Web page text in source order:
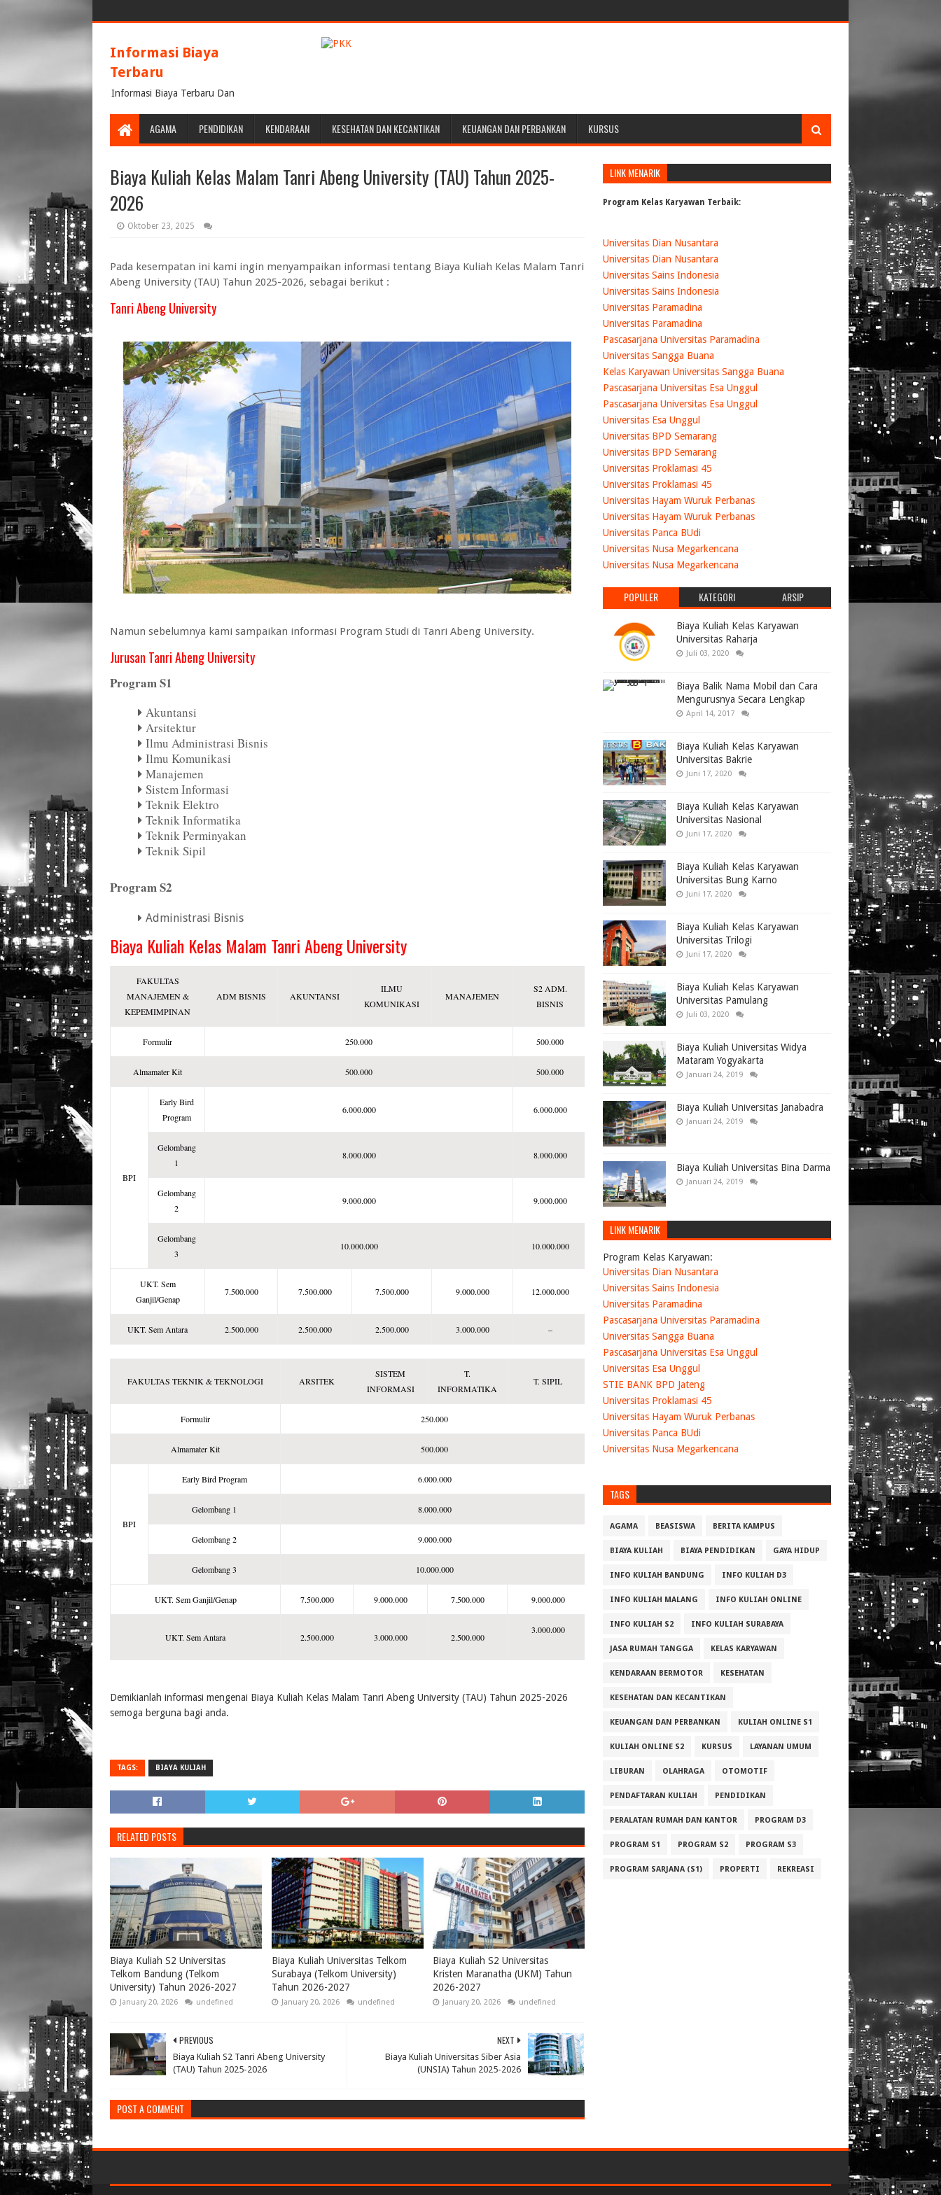
Informasi Biaya
Terbaru
Informasi Biaya Terbaru Dan
AGAMA PENDIDIKAN KENDARAAN KESEHATAN DAN KECANTIKAN KEUANGAN DAN PERBANKAN KURSUS
Biaya Kuliah Kelas Malam Tanri Abeng University (TAU) Tahun 2025-
2026
Oktober 23, 2025
Pada kesempatan ini kami ingin menyampaikan informasi tentang Biaya Kuliah Kelas Malam Tanri
Abeng University (TAU) Tahun 2025-2026, sebagai berikut :
Tanri Abeng University
Namun sebelumnya kami sampaikan informasi Program Studi di Tanri Abeng University.
Jurusan Tanri Abeng University
Program S1
Akuntansi
Arsitektur
Ilmu Administrasi Bisnis
Ilmu Komunikasi
Manajemen
Sistem Informasi
Teknik Elektro
Teknik Informatika
Teknik Perminyakan
Teknik Sipil
Program S2
Administrasi Bisnis
Biaya Kuliah Kelas Malam Tanri Abeng University
FAKULTAS
MANAJEMEN &
KEPEMIMPINAN
ADM BISNIS AKUNTANSI
ILMU
KOMUNIKASI
MANAJEMEN
S2 ADM.
BISNIS
Formulir 250.000 500.000
Almamater Kit 500.000 500.000
BPI
Early Bird
Program
6.000.000 6.000.000
Gelombang
1
8.000.000 8.000.000
Gelombang
2
9.000.000 9.000.000
Gelombang
3
10.000.000 10.000.000
UKT. Sem
Ganjil/Genap
7.500.000 7.500.000 7.500.000 9.000.000 12.000.000
UKT. Sem Antara 2.500.000 2.500.000 2.500.000 3.000.000 –
FAKULTAS TEKNIK & TEKNOLOGI ARSITEK
SISTEM
INFORMASI
T.
INFORMATIKA
T. SIPIL
Formulir 250.000
Almamater Kit 500.000
BPI
Early Bird Program 6.000.000
Gelombang 1 8.000.000
Gelombang 2 9.000.000
Gelombang 3 10.000.000
UKT. Sem Ganjil/Genap 7.500.000 9.000.000 7.500.000 9.000.000
UKT. Sem Antara 2.500.000 3.000.000 2.500.000
3.000.000
Demikianlah informasi mengenai Biaya Kuliah Kelas Malam Tanri Abeng University (TAU) Tahun 2025-2026
semoga berguna bagi anda.
TAGS: BIAYA KULIAH
RELATED POSTS
Biaya Kuliah S2 Universitas
Telkom Bandung (Telkom
University) Tahun 2026-2027
January 20, 2026 undefined
Biaya Kuliah Universitas Telkom
Surabaya (Telkom University)
Tahun 2026-2027
January 20, 2026 undefined
Biaya Kuliah S2 Universitas
Kristen Maranatha (UKM) Tahun
2026-2027
January 20, 2026 undefined
NEXT
Biaya Kuliah Universitas Siber Asia
(UNSIA) Tahun 2025-2026
PREVIOUS
Biaya Kuliah S2 Tanri Abeng University
(TAU) Tahun 2025-2026
POST A COMMENT
LINK MENARIK
Program Kelas Karyawan Terbaik:
Universitas Dian Nusantara
Universitas Dian Nusantara
Universitas Sains Indonesia
Universitas Sains Indonesia
Universitas Paramadina
Universitas Paramadina
Pascasarjana Universitas Paramadina
Universitas Sangga Buana
Kelas Karyawan Universitas Sangga Buana
Pascasarjana Universitas Esa Unggul
Pascasarjana Universitas Esa Unggul
Universitas Esa Unggul
Universitas BPD Semarang
Universitas BPD Semarang
Universitas Proklamasi 45
Universitas Proklamasi 45
Universitas Hayam Wuruk Perbanas
Universitas Hayam Wuruk Perbanas
Universitas Panca BUdi
Universitas Nusa Megarkencana
Universitas Nusa Megarkencana
POPULER KATEGORI ARSIP
Biaya Kuliah Kelas Karyawan
Universitas Raharja
Juli 03, 2020
Biaya Balik Nama Mobil dan Cara
Mengurusnya Secara Lengkap
April 14, 2017
Biaya Kuliah Kelas Karyawan
Universitas Bakrie
Juni 17, 2020
Biaya Kuliah Kelas Karyawan
Universitas Nasional
Juni 17, 2020
Biaya Kuliah Kelas Karyawan
Universitas Bung Karno
Juni 17, 2020
Biaya Kuliah Kelas Karyawan
Universitas Trilogi
Juni 17, 2020
Biaya Kuliah Kelas Karyawan
Universitas Pamulang
Juli 03, 2020
Biaya Kuliah Universitas Widya
Mataram Yogyakarta
Januari 24, 2019
Biaya Kuliah Universitas Janabadra
Januari 24, 2019
Biaya Kuliah Universitas Bina Darma
Januari 24, 2019
LINK MENARIK
Program Kelas Karyawan:
Universitas Dian Nusantara
Universitas Sains Indonesia
Universitas Paramadina
Pascasarjana Universitas Paramadina
Universitas Sangga Buana
Pascasarjana Universitas Esa Unggul
Universitas Esa Unggul
STIE BANK BPD Jateng
Universitas Proklamasi 45
Universitas Hayam Wuruk Perbanas
Universitas Panca BUdi
Universitas Nusa Megarkencana
TAGS
AGAMA BEASISWA BERITA KAMPUS
BIAYA KULIAH BIAYA PENDIDIKAN GAYA HIDUP
INFO KULIAH BANDUNG INFO KULIAH D3
INFO KULIAH MALANG INFO KULIAH ONLINE
INFO KULIAH S2 INFO KULIAH SURABAYA
JASA RUMAH TANGGA KELAS KARYAWAN
KENDARAAN BERMOTOR KESEHATAN
KESEHATAN DAN KECANTIKAN
KEUANGAN DAN PERBANKAN KULIAH ONLINE S1
KULIAH ONLINE S2 KURSUS LAYANAN UMUM
LIBURAN OLAHRAGA OTOMOTIF
PENDAFTARAN KULIAH PENDIDIKAN
PERALATAN RUMAH DAN KANTOR PROGRAM D3
PROGRAM S1 PROGRAM S2 PROGRAM S3
PROGRAM SARJANA (S1) PROPERTI REKREASI